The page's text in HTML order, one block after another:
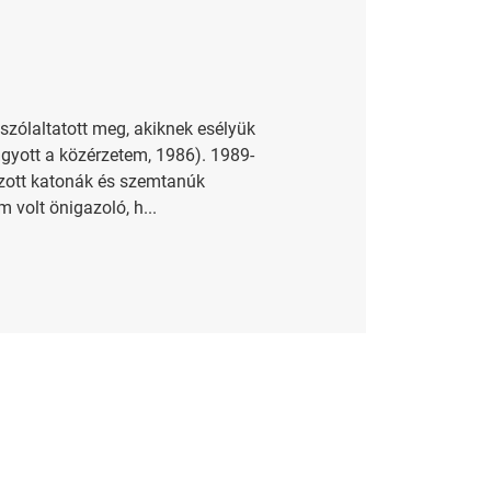
meg, akiknek esélyük
a közérzetem, 1986). 1989-
katonák és szemtanúk
volt önigazoló, h...